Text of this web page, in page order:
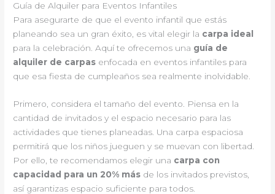
Guía de Alquiler para Eventos Infantiles
Para asegurarte de que el evento infantil que estás
planeando sea un gran éxito, es vital elegir la carpa ideal
para la celebración. Aquí te ofrecemos una guía de
alquiler de carpas enfocada en eventos infantiles para
que esa fiesta de cumpleaños sea realmente inolvidable.
Primero, considera el tamaño del evento. Piensa en la
cantidad de invitados y el espacio necesario para las
actividades que tienes planeadas. Una carpa espaciosa
permitirá que los niños jueguen y se muevan con libertad.
Por ello, te recomendamos elegir una carpa con
capacidad para un 20% más de los invitados previstos,
así garantizas espacio suficiente para todos.